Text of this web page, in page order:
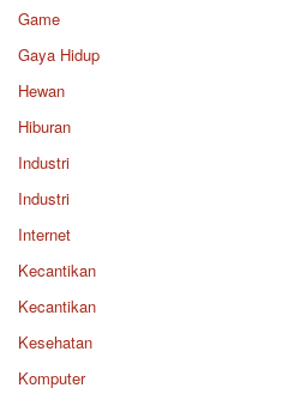
Game
Gaya Hidup
Hewan
Hiburan
Industri
Industri
Internet
Kecantikan
Kecantikan
Kesehatan
Komputer